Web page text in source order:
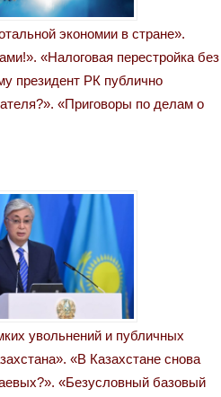
экономии в стране».
«Налоговая перестройка без
президент РК публично
«Приговоры по делам о
увольнений и публичных
«В Казахстане снова
«Безусловный базовый